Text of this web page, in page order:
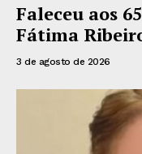
Faleceu aos
Fátima
3 de agosto de 2026